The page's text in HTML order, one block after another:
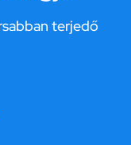
terjedő